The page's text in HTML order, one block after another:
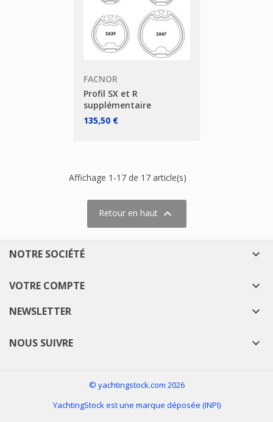
FACNOR
Profil SX et R
supplémentaire
135,50 €
Affichage 1-17 de 17 article(s)
Retour en haut 
NOTRE SOCIÉTÉ 
VOTRE COMPTE 
NEWSLETTER 
NOUS SUIVRE 
© yachtingstock.com 2026
YachtingStock est une marque déposée (INPI)